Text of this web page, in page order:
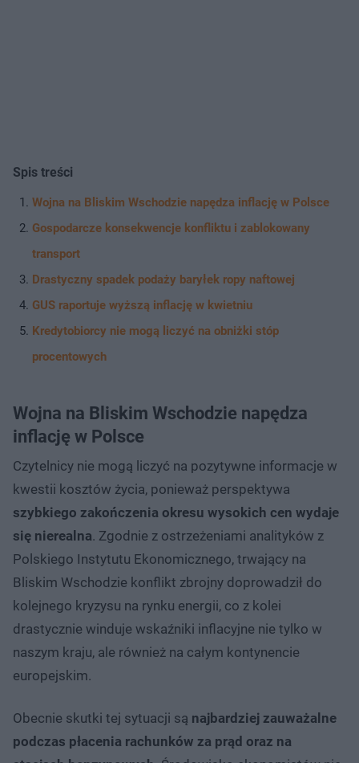
Spis treści
Wojna na Bliskim Wschodzie napędza inflację w Polsce
Gospodarcze konsekwencje konfliktu i zablokowany
transport
Drastyczny spadek podaży baryłek ropy naftowej
GUS raportuje wyższą inflację w kwietniu
Kredytobiorcy nie mogą liczyć na obniżki stóp
procentowych
Wojna na Bliskim Wschodzie napędza
inflację w Polsce
Czytelnicy nie mogą liczyć na pozytywne informacje w
kwestii kosztów życia, ponieważ perspektywa
szybkiego zakończenia okresu wysokich cen wydaje
się nierealna. Zgodnie z ostrzeżeniami analityków z
Polskiego Instytutu Ekonomicznego, trwający na
Bliskim Wschodzie konflikt zbrojny doprowadził do
kolejnego kryzysu na rynku energii, co z kolei
drastycznie winduje wskaźniki inflacyjne nie tylko w
naszym kraju, ale również na całym kontynencie
europejskim.
Obecnie skutki tej sytuacji są najbardziej zauważalne
podczas płacenia rachunków za prąd oraz na